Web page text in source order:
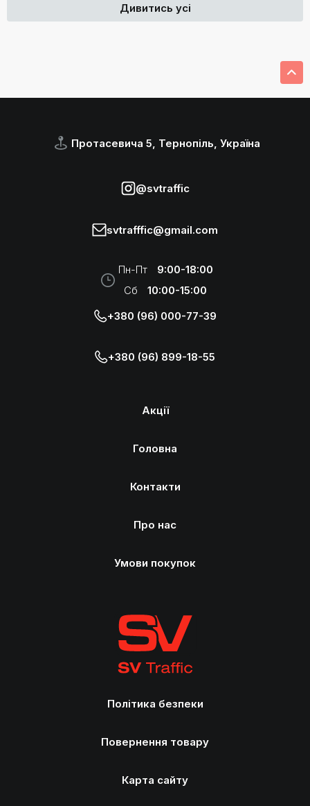
Дивитись усі
Політика безпеки
Повернення товару
Карта сайту
Акції
Головна
Контакти
Про нас
Умови покупок
Протасевича 5, Тернопіль, Україна
@svtraffic
svtrafffic@gmail.com
Пн-Пт
9:00-18:00
Сб
10:00-15:00
+380 (96) 000-77-39
+380 (96) 899-18-55